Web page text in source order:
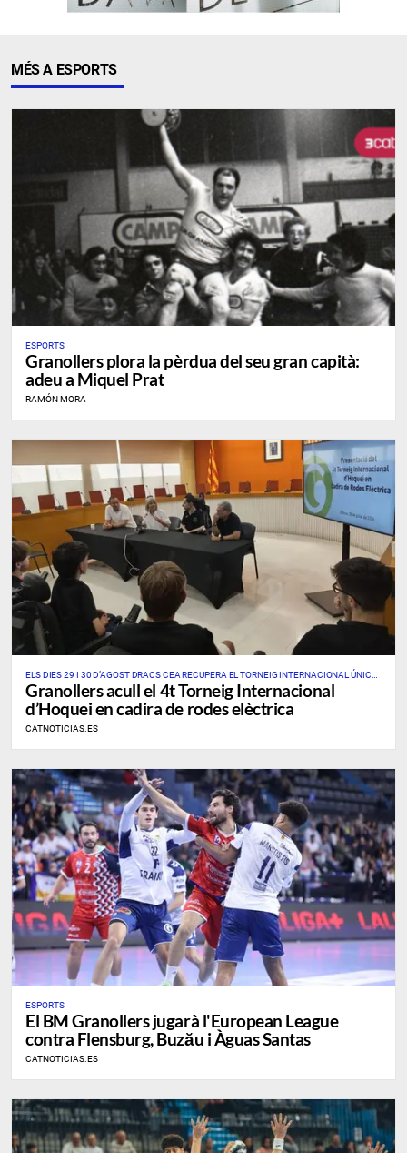
MÉS A ESPORTS
ESPORTS
Granollers plora la pèrdua del seu gran capità:
adeu a Miquel Prat
RAMÓN MORA
ELS DIES 29 I 30 D’AGOST DRACS CEA RECUPERA EL TORNEIG INTERNACIONAL ÚNIC
D’AQUEST ESPORT A CATALUNYA I A L’ESTAT
Granollers acull el 4t Torneig Internacional
d’Hoquei en cadira de rodes elèctrica
CATNOTICIAS.ES
ESPORTS
El BM Granollers jugarà l'European League
contra Flensburg, Buzău i Àguas Santas
CATNOTICIAS.ES